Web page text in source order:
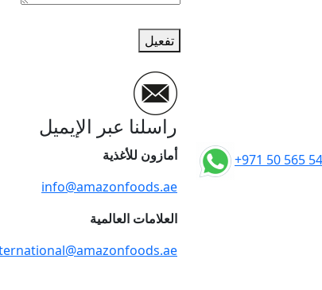
تفعيل
+971 50 565
راسلنا عبر الإيميل
أمازون للأغذية
info@amazonfoods.ae
العلامات العالمية